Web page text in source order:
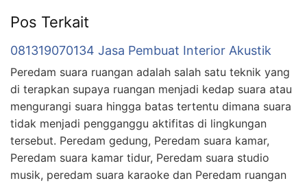
Pos Terkait
081319070134 Jasa Pembuat Interior Akustik
Peredam suara ruangan adalah salah satu teknik yang
di terapkan supaya ruangan menjadi kedap suara atau
mengurangi suara hingga batas tertentu dimana suara
tidak menjadi pengganggu aktifitas di lingkungan
tersebut. Peredam gedung, Peredam suara kamar,
Peredam suara kamar tidur, Peredam suara studio
musik, peredam suara karaoke dan Peredam ruangan